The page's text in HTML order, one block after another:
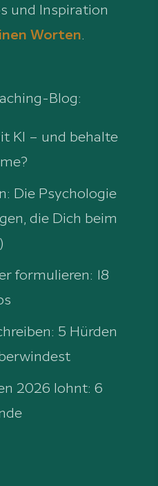
und Inspiration
Worten.
Blog:
KI – und behalte
Die Psychologie
die Dich beim
formulieren: 18
5 Hürden
2026 lohnt: 6